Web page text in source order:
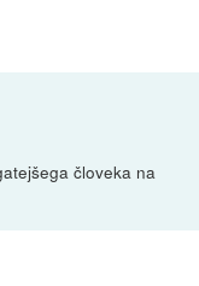
človeka na